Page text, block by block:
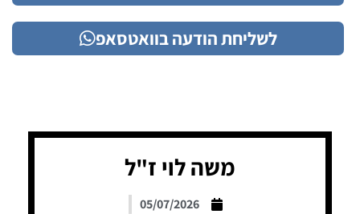
לשליחת הודעה בוואטסאפ
משה לוי ז"ל
05/07/2026